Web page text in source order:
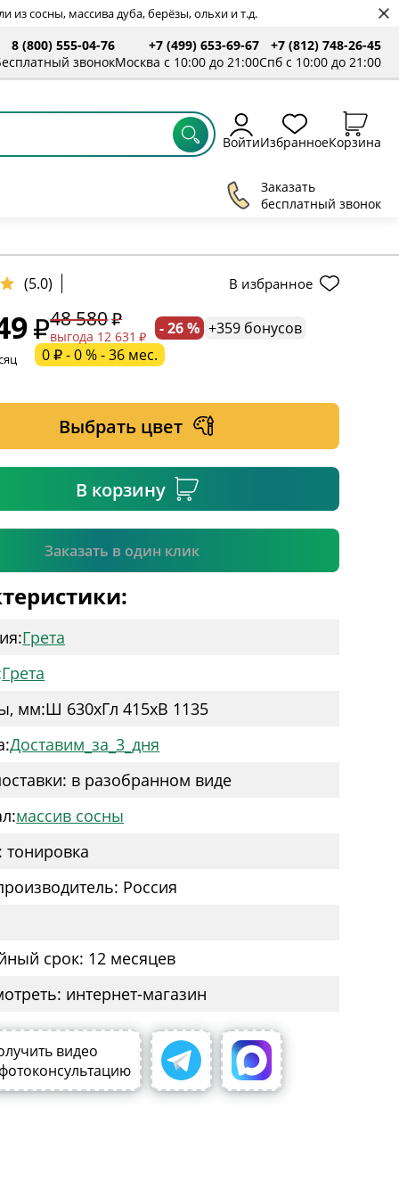
сосны, массива дуба, берёзы, ольхи и т.д.
8 (800) 555-04-76
звонок
+7 (499) 653-69-67
Москва с 10:00 до 21:00
+7 (812) 748-26-45
Спб с 10:00 до 21:00
ВойтиИзбранноеКорзина
Заказать
бесплатный звонок
(5.0) В избранное
48 580
выгода 12 631 - 26 % +359 бонусов
0 ₽ - 0 % - 36 мес.
Выбрать цвет
В корзину
Заказать в один клик
поле
поле
Подтвердить
Грета
Грета
мм:Ш 630xГл 415xВ 1135
Доставим_за_3_дня
в разобранном виде
массив сосны
тонировка
Россия
срок: 12 месяцев
интернет-магазин
видео